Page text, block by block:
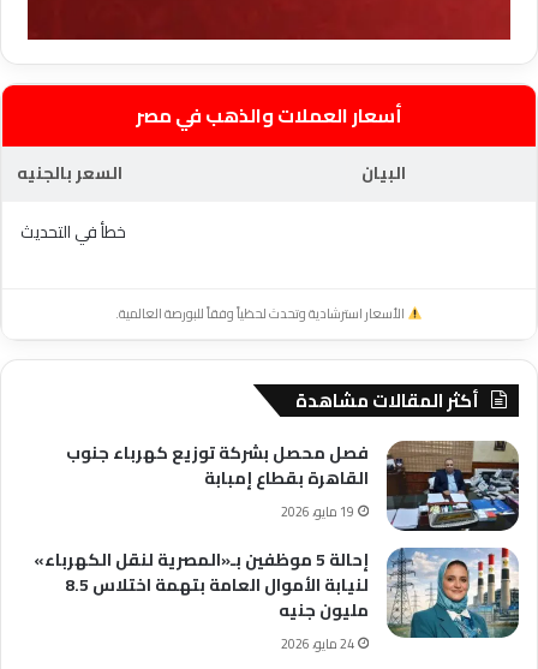
أسعار العملات والذهب في مصر
البيان
السعر بالجنيه
خطأ في التحديث
الأسعار استرشادية وتحدث لحظياً وفقاً للبورصة العالمية.
أكثر المقالات مشاهدة
فصل محصل بشركة توزيع كهرباء جنوب
القاهرة بقطاع إمبابة
19 مايو، 2026
إحالة 5 موظفين بـ«المصرية لنقل الكهرباء»
لنيابة الأموال العامة بتهمة اختلاس 8.5
مليون جنيه
24 مايو، 2026